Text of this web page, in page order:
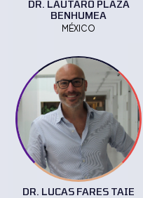
DR. LAUTARO PLAZA
BENHUMEA
MÉXICO
DR. LUCAS FARES TAIE